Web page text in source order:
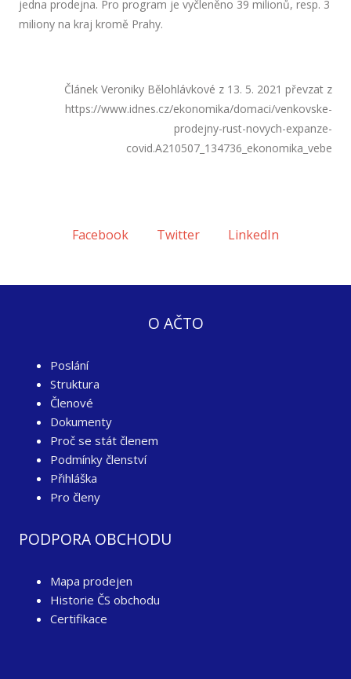
jedna prodejna. Pro program je vyčleněno 39 milionů, resp. 3
miliony na kraj kromě Prahy.
Článek Veroniky Bělohlávkové z 13. 5. 2021 převzat z
https://www.idnes.cz/ekonomika/domaci/venkovske-
prodejny-rust-novych-expanze-
covid.A210507_134736_ekonomika_vebe
Facebook Twitter LinkedIn
O AČTO
Poslání
Struktura
Členové
Dokumenty
Proč se stát členem
Podmínky členství
Přihláška
Pro členy
PODPORA OBCHODU
Mapa prodejen
Historie ČS obchodu
Certifikace